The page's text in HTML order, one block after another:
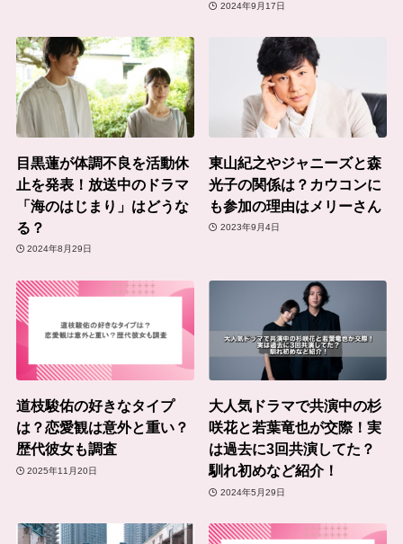
2024年9月17日
目黒蓮が体調不良を活動休
止を発表！放送中のドラマ
「海のはじまり」はどうな
る？
2024年8月29日
東山紀之やジャニーズと森
光子の関係は？カウコンに
も参加の理由はメリーさん
2023年9月4日
道枝駿佑の好きなタイプ
は？恋愛観は意外と重い？
歴代彼女も調査
2025年11月20日
大人気ドラマで共演中の杉
咲花と若葉竜也が交際！実
は過去に3回共演してた？
馴れ初めなど紹介！
2024年5月29日